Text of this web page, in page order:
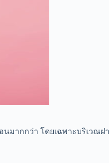
มากกว่า โดยเฉพาะบริเวณ